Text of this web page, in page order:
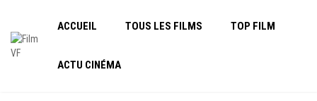
ACCUEIL TOUS LES FILMS TOP FILM
ACTU CINÉMA